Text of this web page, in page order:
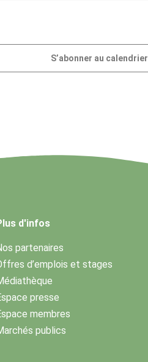
S’abonner au calendrier
d'infos
partenaires
d’emplois et stages
presse
membres
publics